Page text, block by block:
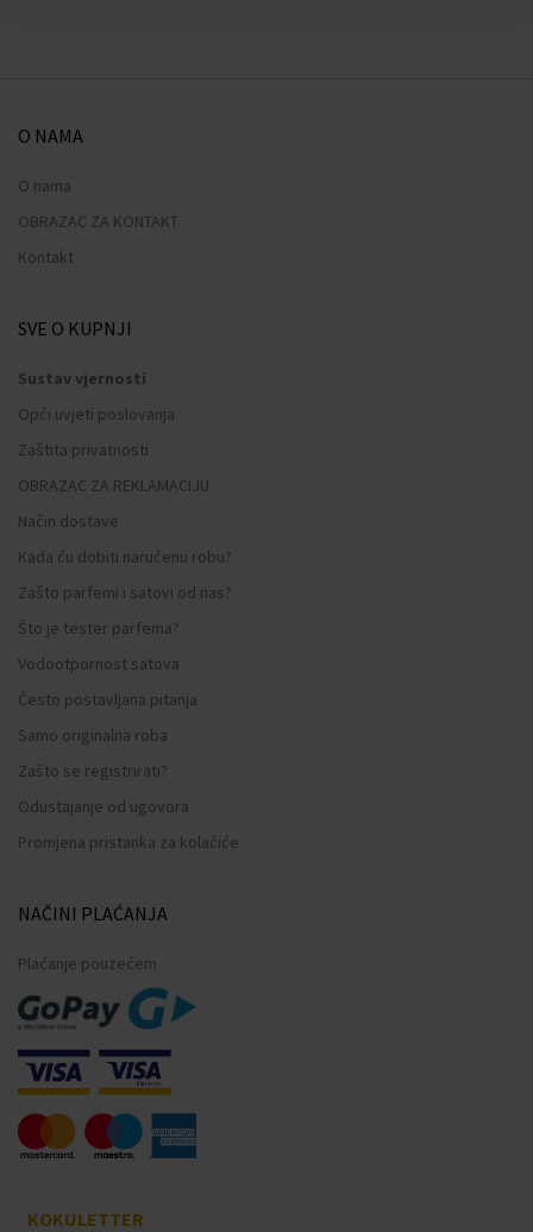
O NAMA
O nama
OBRAZAC ZA KONTAKT
Kontakt
SVE O KUPNJI
Sustav vjernosti
Opći uvjeti poslovanja
Zaštita privatnosti
OBRAZAC ZA REKLAMACIJU
Način dostave
Kada ću dobiti naručenu robu?
Zašto parfemi i satovi od nas?
Što je tester parfema?
Vodootpornost satova
Često postavljana pitanja
Samo originalna roba
Zašto se registrirati?
Odustajanje od ugovora
Promjena pristanka za kolačiće
NAČINI PLAĆANJA
Plaćanje pouzećem
KOKULETTER